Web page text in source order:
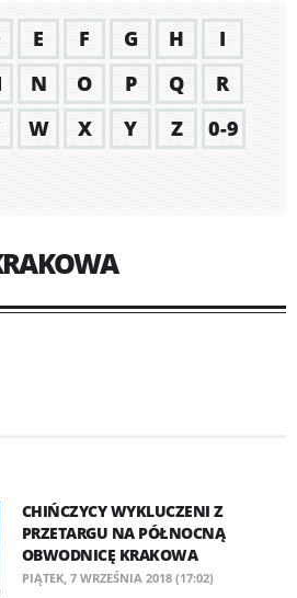
E F G H
I
N O P Q
R
W X Y Z
0-9
CHIŃCZYCY WYKLUCZENI Z
PRZETARGU NA PÓŁNOCNĄ
OBWODNICĘ KRAKOWA
PIĄTEK, 7 WRZEŚNIA 2018 (17:02)